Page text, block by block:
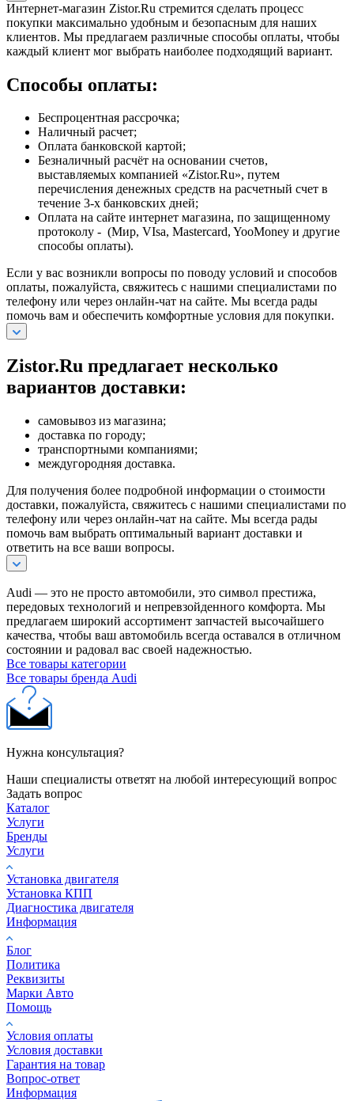
Интернет-магазин Zistor.Ru стремится сделать процесс
покупки максимально удобным и безопасным для наших
клиентов. Мы предлагаем различные способы оплаты, чтобы
каждый клиент мог выбрать наиболее подходящий вариант.
Способы оплаты:
Беспроцентная рассрочка;
Наличный расчет;
Оплата банковской картой;
Безналичный расчёт на основании счетов,
выставляемых компанией «Zistor.Ru», путем
перечисления денежных средств на расчетный счет в
течение 3-х банковских дней;
Оплата на сайте интернет магазина, по защищенному
протоколу - (Мир, VIsa, Mastercard, YooMoney и другие
способы оплаты).
Если у вас возникли вопросы по поводу условий и способов
оплаты, пожалуйста, свяжитесь с нашими специалистами по
телефону или через онлайн-чат на сайте. Мы всегда рады
помочь вам и обеспечить комфортные условия для покупки.
Zistor.Ru предлагает несколько
вариантов доставки:
самовывоз из магазина;
доставка по городу;
транспортными компаниями;
междугородняя доставка.
Для получения более подробной информации о стоимости
доставки, пожалуйста, свяжитесь с нашими специалистами по
телефону или через онлайн-чат на сайте. Мы всегда рады
помочь вам выбрать оптимальный вариант доставки и
ответить на все ваши вопросы.
Audi — это не просто автомобили, это символ престижа,
передовых технологий и непревзойденного комфорта. Мы
предлагаем широкий ассортимент запчастей высочайшего
качества, чтобы ваш автомобиль всегда оставался в отличном
состоянии и радовал вас своей надежностью.
Все товары категории
Все товары бренда Audi
Нужна консультация?
Наши специалисты ответят на любой интересующий вопрос
Задать вопрос
Каталог
Услуги
Бренды
Услуги
Установка двигателя
Установка КПП
Диагностика двигателя
Информация
Блог
Политика
Реквизиты
Марки Авто
Помощь
Условия оплаты
Условия доставки
Гарантия на товар
Вопрос-ответ
Информация